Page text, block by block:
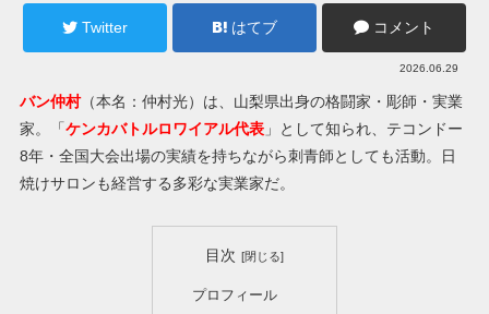
Twitter はてブ コメント
2026.06.29
バン仲村（本名：仲村光）は、山梨県出身の格闘家・彫師・実業
家。「ケンカバトルロワイアル代表 」として知られ、テコンドー
8年・全国大会出場の実績を持ちながら刺青師としても活動。日
焼けサロンも経営する多彩な実業家だ。
目次
プロフィール